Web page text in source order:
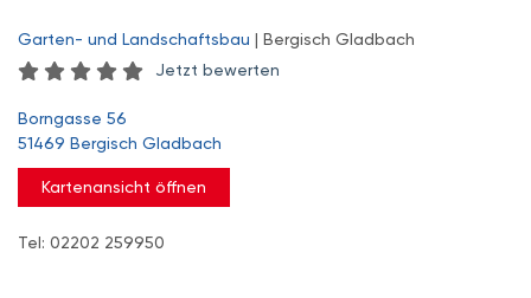
Garten- und Landschaftsbau | Bergisch Gladbach
Jetzt bewerten
Borngasse 56
51469 Bergisch Gladbach
Kartenansicht öffnen
Tel: 02202 259950